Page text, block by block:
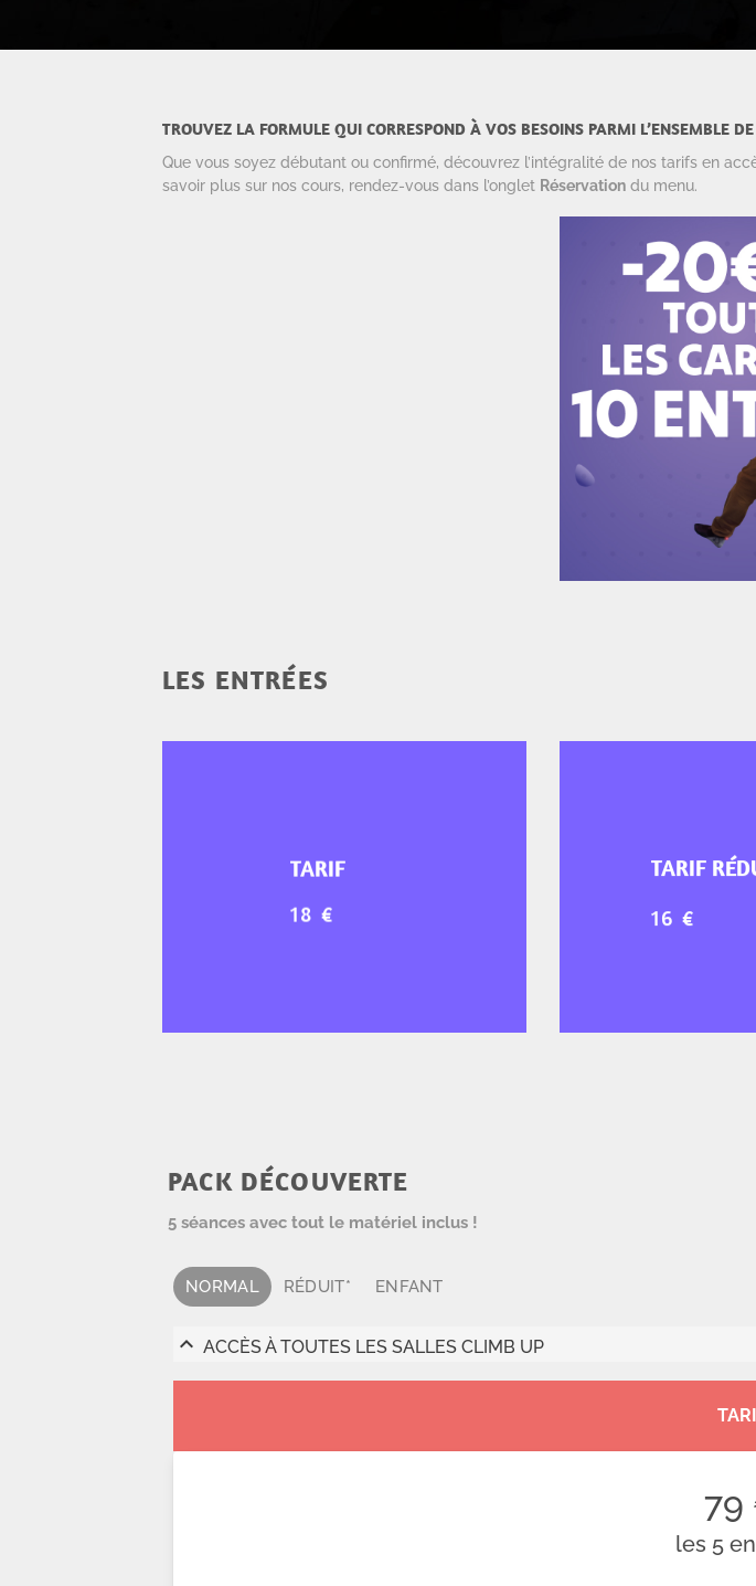
TROUVEZ LA FORMULE QUI CORRESPOND À VOS BESOINS PARMI L’ENSEMBLE
Que vous soyez débutant ou confirmé, découvrez l’intégralité de nos tarifs en
savoir plus sur nos cours, rendez-vous dans l’onglet Réservation du menu.
LES ENTRÉES
TARIF TARIF
PACK DÉCOUVERTE
5 séances avec tout le matériel inclus !
NORMAL RÉDUIT* ENFANT